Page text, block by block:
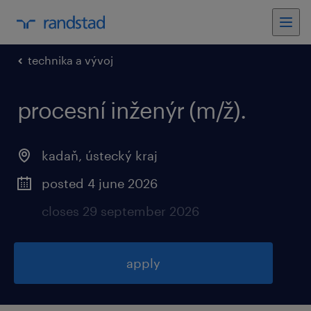
technika a vývoj
procesní inženýr (m/ž).
kadaň, ústecký kraj
posted 4 june 2026
closes 29 september 2026
apply